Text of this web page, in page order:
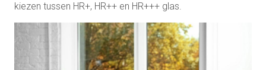
kiezen tussen HR+, HR++ en HR+++ glas.